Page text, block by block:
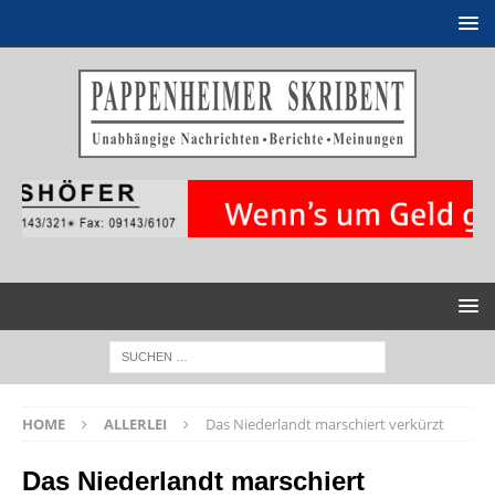
HOME ALLERLEI Das Niederlandt marschiert verkürzt
Das Niederlandt marschiert